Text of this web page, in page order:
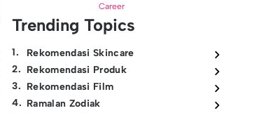
Career
Trending Topics
1.
Rekomendasi Skincare
2. Rekomendasi Produk
3. Rekomendasi Film
4. Ramalan Zodiak